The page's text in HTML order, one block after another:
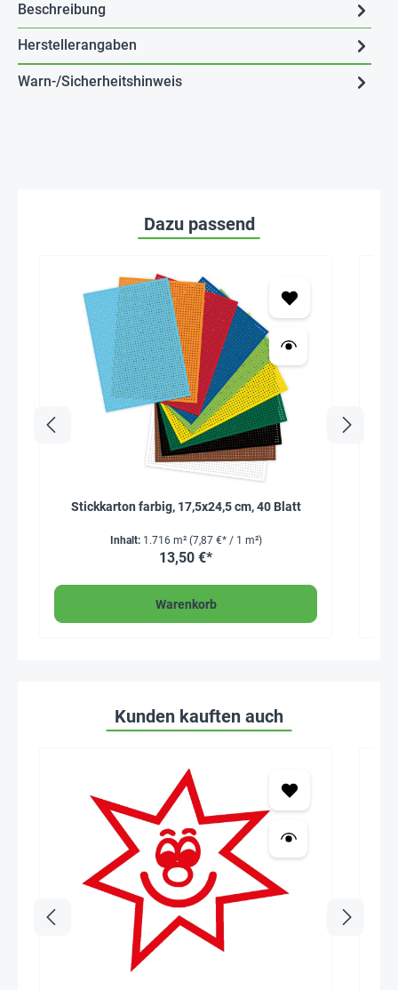
Beschreibung
Herstellerangaben
Warn-/Sicherheitshinweis
Dazu passend
Stickkarton farbig, 17,5x24,5 cm, 40 Blatt
Inhalt: 1.716 m² (7,87 €* / 1 m²)
13,50 €*
Warenkorb
Kunden kauften auch